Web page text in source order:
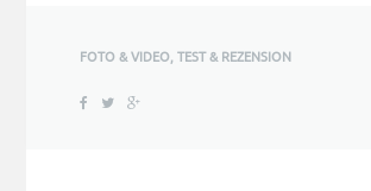
FOTO & VIDEO,TEST & REZENSION